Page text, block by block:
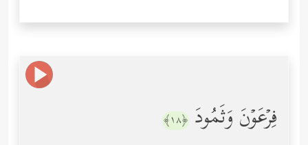
فِرۡعَوۡنَ وَثَمُودَ ﴿١٨﴾